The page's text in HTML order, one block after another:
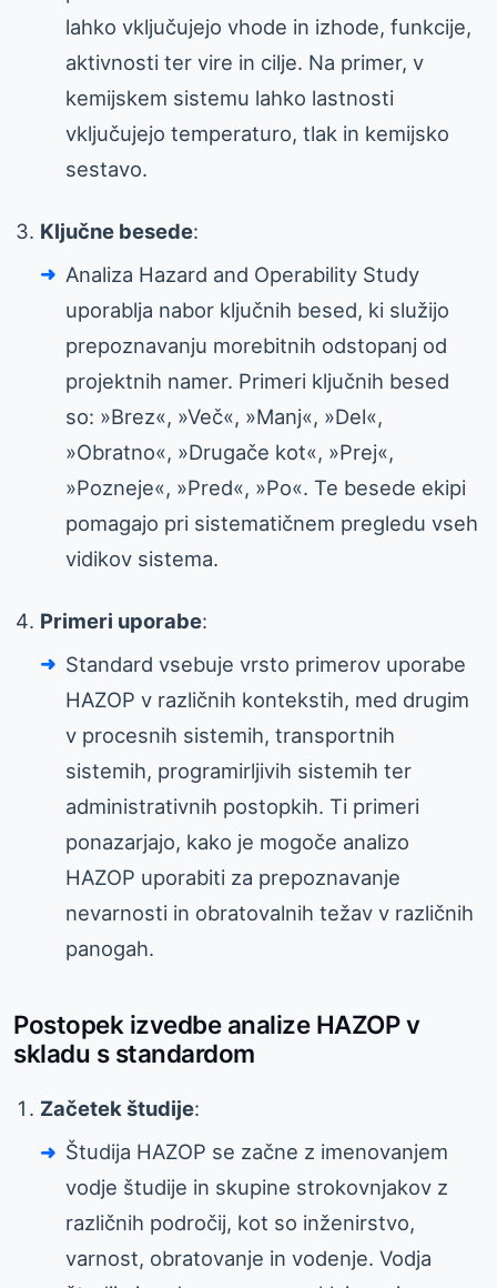
lahko vključujejo vhode in izhode, funkcije,
aktivnosti ter vire in cilje. Na primer, v
kemijskem sistemu lahko lastnosti
vključujejo temperaturo, tlak in kemijsko
sestavo.
Ključne besede:
Analiza Hazard and Operability Study
uporablja nabor ključnih besed, ki služijo
prepoznavanju morebitnih odstopanj od
projektnih namer. Primeri ključnih besed
so: »Brez«, »Več«, »Manj«, »Del«,
»Obratno«, »Drugače kot«, »Prej«,
»Pozneje«, »Pred«, »Po«. Te besede ekipi
pomagajo pri sistematičnem pregledu vseh
vidikov sistema.
Primeri uporabe:
Standard vsebuje vrsto primerov uporabe
HAZOP v različnih kontekstih, med drugim
v procesnih sistemih, transportnih
sistemih, programirljivih sistemih ter
administrativnih postopkih. Ti primeri
ponazarjajo, kako je mogoče analizo
HAZOP uporabiti za prepoznavanje
nevarnosti in obratovalnih težav v različnih
panogah.
Postopek izvedbe analize HAZOP v
skladu s standardom
Začetek študije:
Študija HAZOP se začne z imenovanjem
vodje študije in skupine strokovnjakov z
različnih področij, kot so inženirstvo,
varnost, obratovanje in vodenje. Vodja